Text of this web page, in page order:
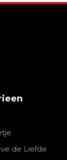
de Liefde